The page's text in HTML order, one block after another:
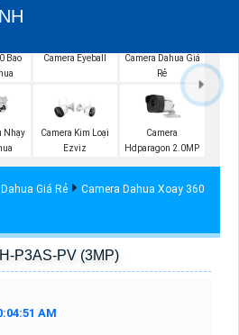
Bao
Camera Eyeball
Camera Dahua Giá
Rẻ
Nhạy
Camera Kim Loại
Ezviz
Camera
Hdparagon 2.0MP
Giá Rẻ
Camera Dahua Xoay 360
P3AS-PV (3MP)
AM